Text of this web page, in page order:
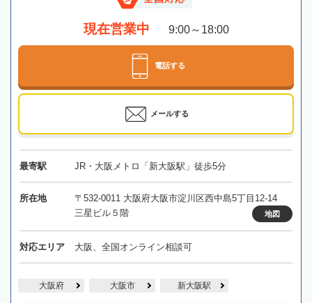
現在営業中 9:00～18:00
電話する
メールする
最寄駅 JR・大阪メトロ「新大阪駅」徒歩5分
所在地
〒532-0011 大阪府大阪市淀川区西中島5丁目12-14
三星ビル５階
地図
対応エリア 大阪、全国オンライン相談可
大阪府 大阪市 新大阪駅